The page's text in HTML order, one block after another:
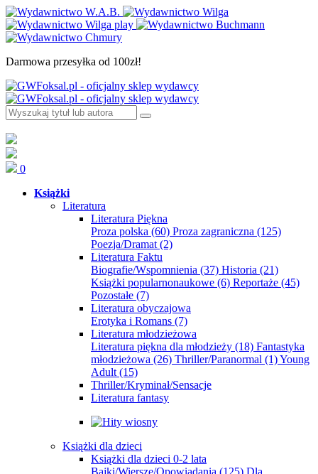
Darmowa przesyłka od 100zł!
0
Książki
Literatura
Literatura Piękna
Proza polska (60) Proza zagraniczna (125)
Poezja/Dramat (2)
Literatura Faktu
Biografie/Wspomnienia (37) Historia (21)
Książki popularnonaukowe (6) Reportaże (45)
Pozostałe (7)
Literatura obyczajowa
Erotyka i Romans (7)
Literatura młodzieżowa
Literatura piękna dla młodzieży (18) Fantastyka
młodzieżowa (26) Thriller/Paranormal (1)Young
Adult (15)
Thriller/Kryminał/Sensacje
Literatura fantasy
Książki dla dzieci
Książki dla dzieci 0-2 lata
Bajki/Wiersze/Opowiadania (125) Dla